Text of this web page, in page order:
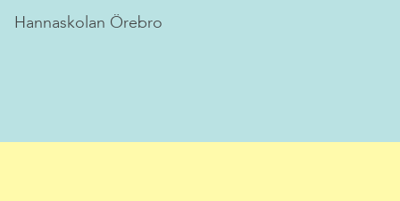
Hannaskolan Örebro